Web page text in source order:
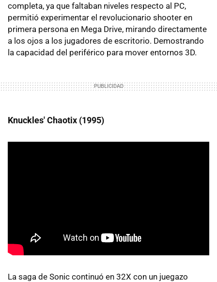
completa, ya que faltaban niveles respecto al PC,
permitió experimentar el revolucionario shooter en
primera persona en Mega Drive, mirando directamente
a los ojos a los jugadores de escritorio. Demostrando
la capacidad del periférico para mover entornos 3D.
Knuckles' Chaotix (1995)
La saga de Sonic continuó en 32X con un juegazo